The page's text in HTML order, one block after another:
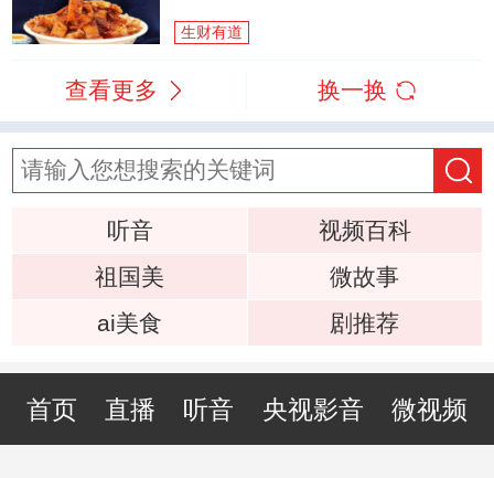
生财有道
查看更多 换一换
听音
视频百科
祖国美
微故事
ai美食
剧推荐
首页 直播 听音 央视影音 微视频